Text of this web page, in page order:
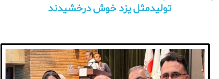
تولیدمثل یزد خوش درخشیدند